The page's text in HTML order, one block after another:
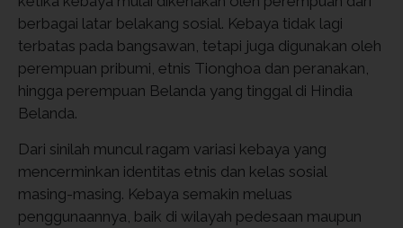
berbagai latar belakang sosial. Kebaya tidak lagi
terbatas pada bangsawan, tetapi juga digunakan oleh
perempuan pribumi, etnis Tionghoa dan peranakan,
hingga perempuan Belanda yang tinggal di Hindia
Belanda.
Dari sinilah muncul ragam variasi kebaya yang
mencerminkan identitas etnis dan kelas sosial
masing-masing. Kebaya semakin meluas
penggunaannya, baik di wilayah pedesaan maupun